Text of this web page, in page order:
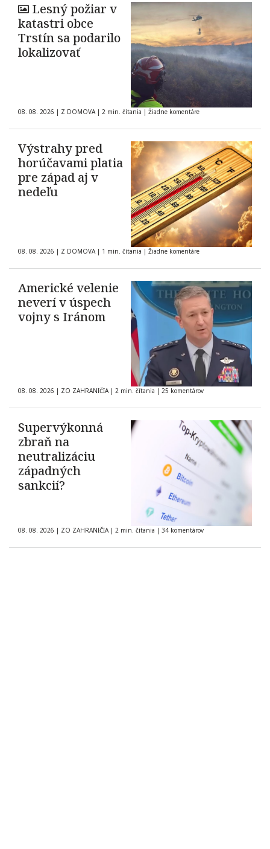
Lesný požiar v
katastri obce
Trstín sa podarilo
lokalizovať
08. 08. 2026 | Z DOMOVA | 2 min. čítania | Žiadne komentáre
Výstrahy pred
horúčavami platia
pre západ aj v
nedeľu
08. 08. 2026 | Z DOMOVA | 1 min. čítania | Žiadne komentáre
Americké velenie
neverí v úspech
vojny s Iránom
08. 08. 2026 | ZO ZAHRANIČIA | 2 min. čítania | 25 komentárov
Supervýkonná
zbraň na
neutralizáciu
západných
sankcií?
08. 08. 2026 | ZO ZAHRANIČIA | 2 min. čítania | 34 komentárov